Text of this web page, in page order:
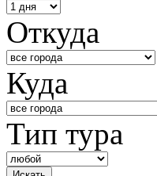
Откуда
Куда
Тип тура